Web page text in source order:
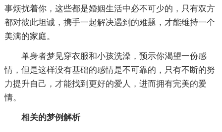
事烦扰着你，这些都是婚姻生活中必不可少的，只有双方
都对彼此坦诚，携手一起解决遇到的难题，才能维持一个
美满的家庭。
单身者梦见穿衣服和小孩洗澡，预示你渴望一份感
情，但是这样没有基础的感情是不可靠的，只有不断的努
力提升自己，才能找到更好的爱人，进而拥有完美的爱
情。
相关的梦例解析